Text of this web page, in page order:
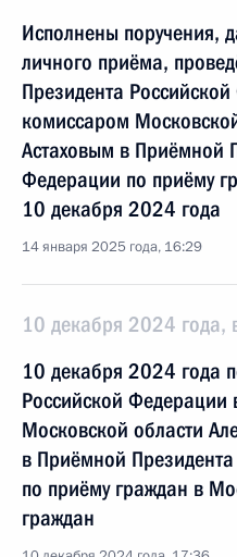
Исполнены поручения,
личного приёма,
Президента
комиссаром
Астаховым в Приёмной
Федерации по приёму
10 декабря 2024 года
14 января 2025 года, 16:29
10 декабря 2024 года,
10 декабря 2024 года
Российской
Московской области
в Приёмной
по приёму граждан в
граждан